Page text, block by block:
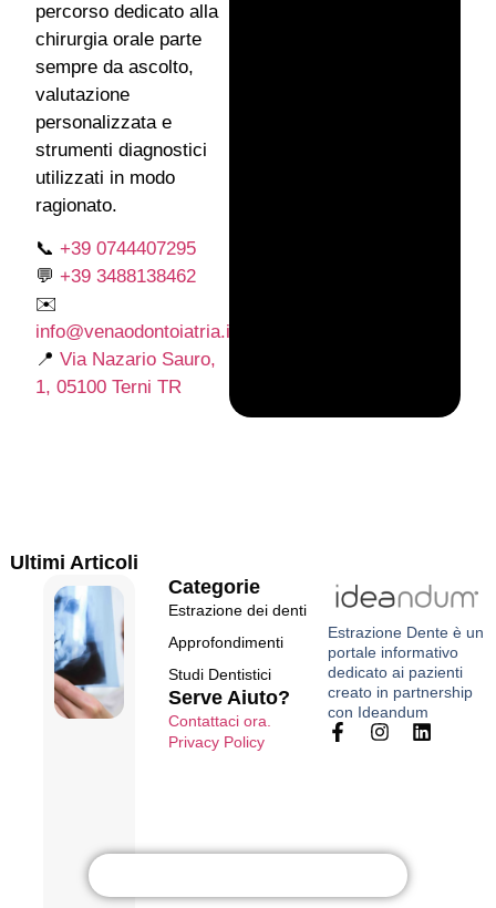
percorso dedicato alla
chirurgia orale parte
sempre da ascolto,
valutazione
personalizzata e
strumenti diagnostici
utilizzati in modo
ragionato.
📞 +39 0744407295
💬 +39 3488138462
✉️
info@venaodontoiatria.it
📍 Via Nazario Sauro,
1, 05100 Terni TR
Estrazione Denteè un
portale informativo
dedicato ai pazienti
creato in partnership
con Ideandum
Categorie
Estrazione dei denti
Approfondimenti
Studi Dentistici
Serve Aiuto?
Contattaci ora.
Privacy Policy
Ultimi Articoli
testa e
il
del